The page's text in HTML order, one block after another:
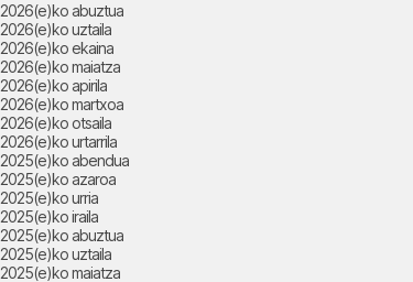
2026(e)ko abuztua
2026(e)ko uztaila
2026(e)ko ekaina
2026(e)ko maiatza
2026(e)ko apirila
2026(e)ko martxoa
2026(e)ko otsaila
2026(e)ko urtarrila
2025(e)ko abendua
2025(e)ko azaroa
2025(e)ko urria
2025(e)ko iraila
2025(e)ko abuztua
2025(e)ko uztaila
2025(e)ko maiatza